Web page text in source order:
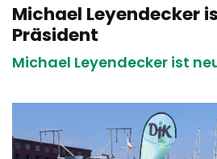
Michael Leyendecker
Präsident
Michael Leyendecker ist
Kontakt